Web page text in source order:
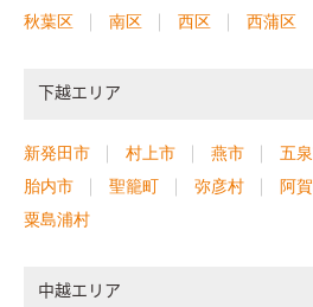
秋葉区
南区 西区 西蒲区
下越エリア
新発田市 村上市 燕市 五
胎内市
聖籠町 弥彦村 阿
粟島浦村
中越エリア